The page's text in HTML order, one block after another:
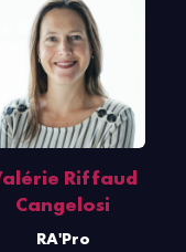
Riffaud
Cangelosi
RA'Pro